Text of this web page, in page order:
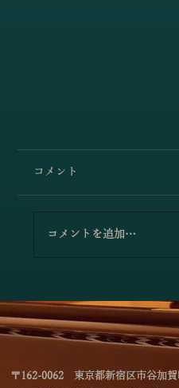
ル Deux piano
らせ
コメント
コメントを追加…
〒162-0062 東京都新宿区市谷加賀